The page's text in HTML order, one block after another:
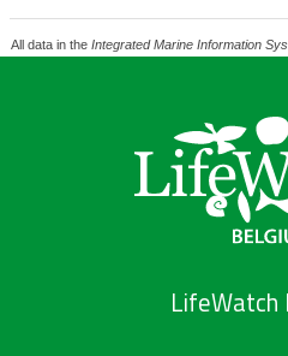
All data in the Integrated Marine Information
LifeWatch